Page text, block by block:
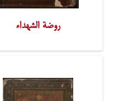
روضة الشهداء